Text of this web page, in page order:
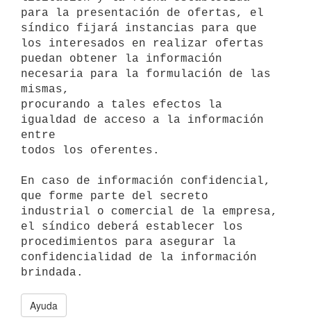
para la presentación de ofertas, el
síndico fijará instancias para que
los interesados en realizar ofertas
puedan obtener la información
necesaria para la formulación de las
mismas,
procurando a tales efectos la
igualdad de acceso a la información
entre
todos los oferentes.
En caso de información confidencial,
que forme parte del secreto
industrial o comercial de la empresa,
el síndico deberá establecer los
procedimientos para asegurar la
confidencialidad de la información
brindada.
Ayuda